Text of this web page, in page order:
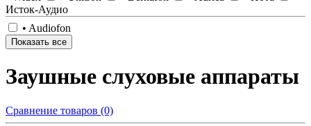
Исток-Аудио
• Audiofon
Показать все
Заушные слуховые аппараты
Сравнение товаров (0)